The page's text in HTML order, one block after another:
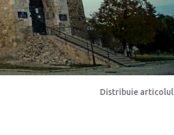
Distribuie articolul